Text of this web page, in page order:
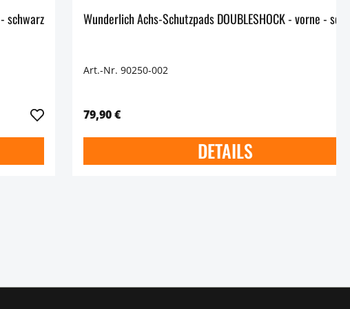
Wunderlich Motorschutz EXTREME Pan America 1250 - schwarz Wunderlich Achs-Schutzpads
Art.-Nr. 90250-002
79,90 €
DETAILS